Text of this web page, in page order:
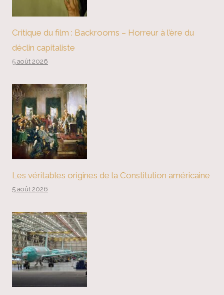
Critique du film : Backrooms – Horreur à l’ère du
déclin capitaliste
5 août 2026
Les véritables origines de la Constitution américaine
5 août 2026